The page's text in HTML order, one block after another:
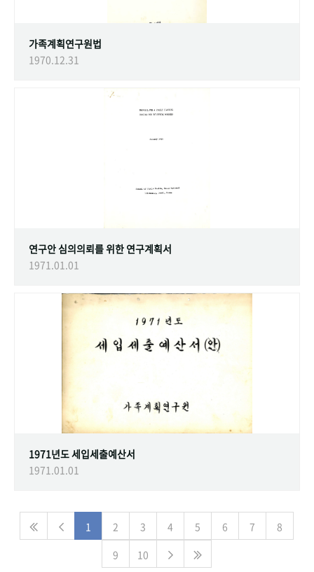
가족계획연구원법
1970.12.31
연구안 심의의뢰를 위한 연구계획서
1971.01.01
1971년도 세입세출예산서
1971.01.01
1 2 3 4 5 6 7
8
9
10